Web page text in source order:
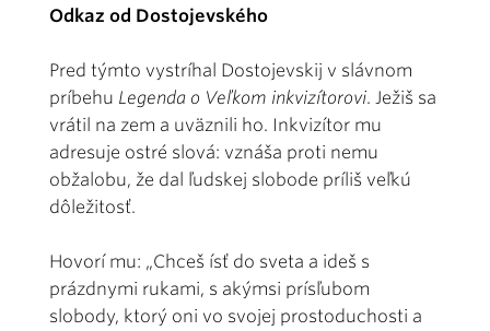
Odkaz od Dostojevského
Pred týmto vystríhal Dostojevskij v slávnom
príbehu Legenda o Veľkom inkvizítorovi. Ježiš sa
vrátil na zem a uväznili ho. Inkvizítor mu
adresuje ostré slová: vznáša proti nemu
obžalobu, že dal ľudskej slobode príliš veľkú
dôležitosť.
Hovorí mu: „Chceš ísť do sveta a ideš s
prázdnymi rukami, s akýmsi prísľubom
slobody, ktorý oni vo svojej prostoduchosti a